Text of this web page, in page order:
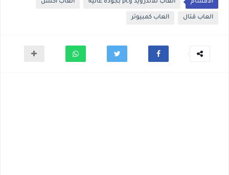
الأقسام العاب للاندرويد وpc بجوده عاليه العاب اكشن
العاب قتال العاب كمبيوتر